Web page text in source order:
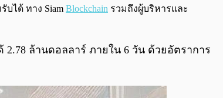
ได้ ทาง Siam Blockchain รวมถึงผู้บริหารและ
ล้านดอลลาร์ ภายใน 6 วัน ด้วยอัตราการ